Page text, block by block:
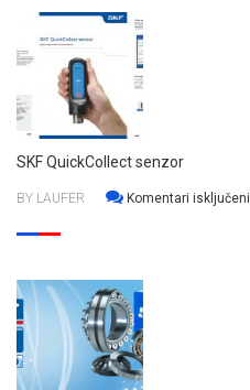
SKF QuickCollect senzor
BY LAUFER Komentari isključeni